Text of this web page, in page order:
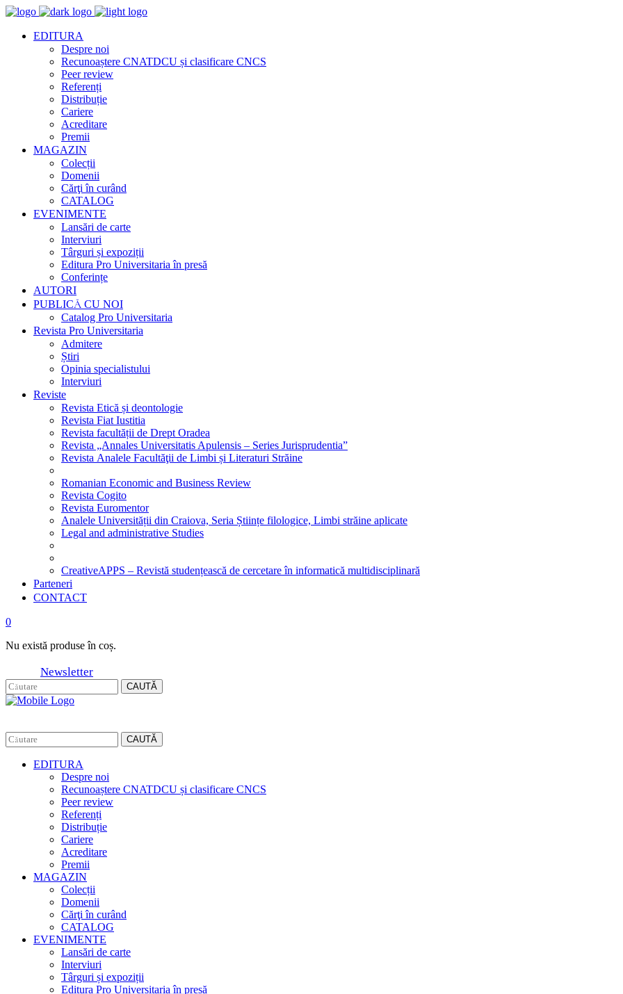
EDITURA
Despre noi
Recunoaștere CNATDCU și clasificare CNCS
Peer review
Referenți
Distribuție
Cariere
Acreditare
Premii
MAGAZIN
Colecții
Domenii
Cărţi în curând
CATALOG
EVENIMENTE
Lansări de carte
Interviuri
Târguri și expoziții
Editura Pro Universitaria în presă
Conferințe
AUTORI
PUBLICĂ CU NOI
Catalog Pro Universitaria
Revista Pro Universitaria
Admitere
Știri
Opinia specialistului
Interviuri
Reviste
Revista Etică și deontologie
Revista Fiat Iustitia
Revista facultății de Drept Oradea
Revista „Annales Universitatis Apulensis – Series Jurisprudentia”
Revista Analele Facultăţii de Limbi și Literaturi Străine
Romanian Economic and Business Review
Revista Cogito
Revista Euromentor
Analele Universității din Craiova, Seria Științe filologice, Limbi străine aplicate
Legal and administrative Studies
CreativeAPPS – Revistă studențească de cercetare în informatică multidisciplinară
Parteneri
CONTACT
0
Nu există produse în coș.
Newsletter
CAUTĂ
CAUTĂ
EDITURA
Despre noi
Recunoaștere CNATDCU și clasificare CNCS
Peer review
Referenți
Distribuție
Cariere
Acreditare
Premii
MAGAZIN
Colecții
Domenii
Cărţi în curând
CATALOG
EVENIMENTE
Lansări de carte
Interviuri
Târguri și expoziții
Editura Pro Universitaria în presă